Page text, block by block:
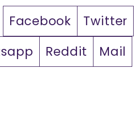
Facebook
Twitter
Reddit Mail